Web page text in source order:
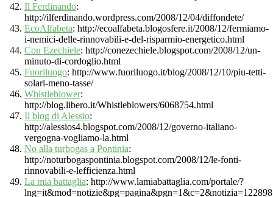
Il Ferdinando:
http://ilferdinando.wordpress.com/2008/12/04/diffondete/
EcoAlfabeta: http://ecoalfabeta.blogosfere.it/2008/12/fermiamo-
i-nemici-delle-rinnovabili-e-del-risparmio-energetico.html
Con Ezechiele: http://conezechiele.blogspot.com/2008/12/un-
minuto-di-cordoglio.html
Fuoriluogo: http://www.fuoriluogo.it/blog/2008/12/10/piu-tetti-
solari-meno-tasse/
Whistleblower:
http://blog.libero.it/Whistleblowers/6068754.html
Il blog di Alessio:
http://alessios4.blogspot.com/2008/12/governo-italiano-
vergogna-vogliamo-la.html
No alla turbogas a Pontinia:
http://noturbogaspontinia.blogspot.com/2008/12/le-fonti-
rinnovabili-e-lefficienza.html
La mia battaglia: http://www.lamiabattaglia.com/portale/?